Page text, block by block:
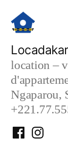
contenu
Locadakar
location –
Ngaparou,
FacebookInstagram